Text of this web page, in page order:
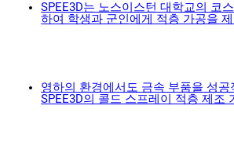
SPEE3D는 노스이스턴 대학교의 코
하여 학생과 군인에게 적층 가공을
영하의 환경에서도 금속 부품을 성
SPEE3D의 콜드 스프레이 적층 제조